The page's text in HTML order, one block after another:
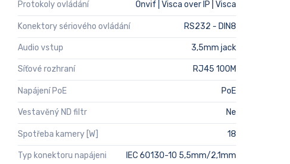
Protokoly ovládání Onvif | Visca over IP | Visca
Konektory sériového ovládání RS232 - DIN8
Audio vstup 3,5mm jack
Síťové rozhraní RJ45 100M
Napájení PoE PoE
Vestavěný ND filtr Ne
Spotřeba kamery [W] 18
Typ konektoru napájeni IEC 60130-10 5,5mm/2,1mm